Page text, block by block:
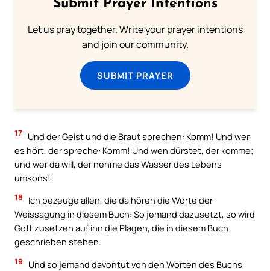
Submit Prayer Intentions
Let us pray together. Write your prayer intentions
and join our community.
SUBMIT PRAYER
17 Und der Geist und die Braut sprechen: Komm! Und wer
es hört, der spreche: Komm! Und wen dürstet, der komme;
und wer da will, der nehme das Wasser des Lebens
umsonst.
18
Ich bezeuge allen, die da hören die Worte der
Weissagung in diesem Buch: So jemand dazusetzt, so wird
Gott zusetzen auf ihn die Plagen, die in diesem Buch
geschrieben stehen.
19
Und so jemand davontut von den Worten des Buchs